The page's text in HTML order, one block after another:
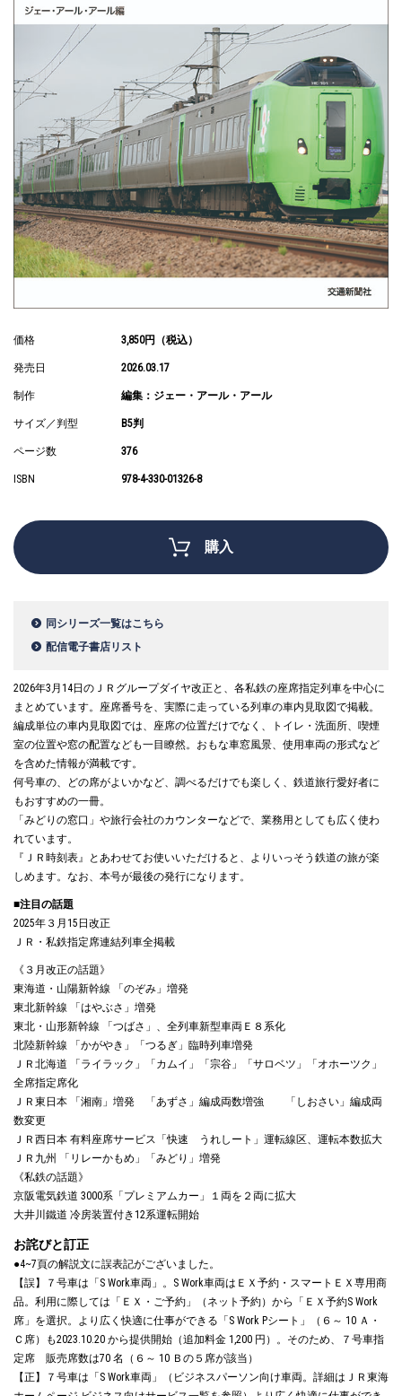
価格 3,850円（税込）
発売日 2026.03.17
制作 編集：ジェー・アール・アール
サイズ／判型 B5判
ページ数 376
ISBN 978-4-330-01326-8
購入
同シリーズ一覧はこちら
配信電子書店リスト
2026年3月14日のＪＲグループダイヤ改正と、各私鉄の座席指定列車を中心に
まとめています。座席番号を、実際に走っている列車の車内見取図で掲載。
編成単位の車内見取図では、座席の位置だけでなく、トイレ・洗面所、喫煙
室の位置や窓の配置なども一目瞭然。おもな車窓風景、使用車両の形式など
を含めた情報が満載です。
何号車の、どの席がよいかなど、調べるだけでも楽しく、鉄道旅行愛好者に
もおすすめの一冊。
「みどりの窓口」や旅行会社のカウンターなどで、業務用としても広く使わ
れています。
『ＪＲ時刻表』とあわせてお使いいただけると、よりいっそう鉄道の旅が楽
しめます。なお、本号が最後の発行になります。
■注目の話題
2025年３月15日改正
ＪＲ・私鉄指定席連結列車全掲載
《３月改正の話題》
東海道・山陽新幹線 「のぞみ」増発
東北新幹線 「はやぶさ」増発
東北・山形新幹線 「つばさ」、全列車新型車両Ｅ８系化
北陸新幹線 「かがやき」「つるぎ」臨時列車増発
ＪＲ北海道 「ライラック」「カムイ」「宗谷」「サロベツ」「オホーツク」
全席指定席化
ＪＲ東日本 「湘南」増発 「あずさ」編成両数増強 「しおさい」編成両
数変更
ＪＲ西日本 有料座席サービス「快速 うれしート」運転線区、運転本数拡大
ＪＲ九州 「リレーかもめ」「みどり」増発
《私鉄の話題》
京阪電気鉄道 3000系「プレミアムカー」１両を２両に拡大
大井川鐵道 冷房装置付き12系運転開始
お詫びと訂正
●4~7頁の解説文に誤表記がございました。
【誤】７号車は「S Work車両」。S Work車両はＥＸ予約・スマートＥＸ専用商
品。利用に際しては「ＥＸ・ご予約」（ネット予約）から「ＥＸ予約S Work
席」を選択。より広く快適に仕事ができる「S Work Pシート」（６～ 10 Ａ・
Ｃ席）も2023.10.20 から提供開始（追加料金 1,200 円）。そのため、７号車指
定席 販売席数は70 名（６～ 10 Ｂの５席が該当）
【正】７号車は「S Work車両」（ビジネスパーソン向け車両。詳細はＪＲ東海